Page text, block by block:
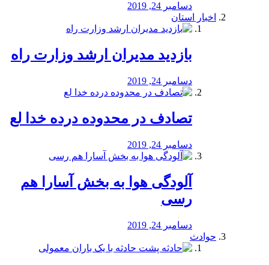
دسامبر 24, 2019
اخبار استان
بازدید مدیران ارشد وزارت راه
دسامبر 24, 2019
تصادف در محدوده درده خدا لع
دسامبر 24, 2019
آلودگی هوا به بخش آسارا هم
رسی
دسامبر 24, 2019
حوادث